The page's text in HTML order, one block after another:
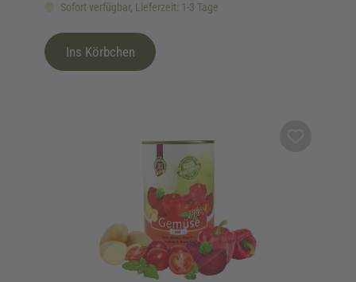
Sofort verfügbar, Lieferzeit: 1-3 Tage
Ins Körbchen